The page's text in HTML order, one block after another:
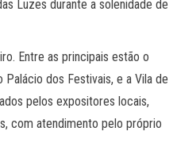
Luzes durante a solenidade de
Entre as principais estão o
dos Festivais, e a Vila de
pelos expositores locais,
com atendimento pelo próprio